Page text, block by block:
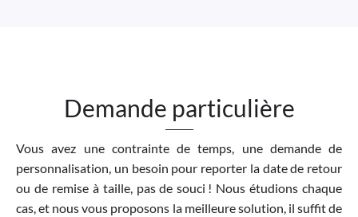
Demande particulière
Vous avez une contrainte de temps, une demande de
personnalisation, un besoin pour reporter la date de retour
ou de remise à taille, pas de souci ! Nous étudions chaque
cas, et nous vous proposons la meilleure solution, il suffit de